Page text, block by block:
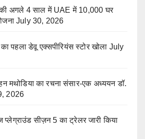
अगले 4 साल में UAE में 10,000 घर
July 30, 2026
पहला डेवू एक्सपीरियंस स्टोर खोला July
मथोडिया का रचना संसार-एक अध्ययन डॉ.
2026
सीज़न 5 का ट्रेलर जारी किया